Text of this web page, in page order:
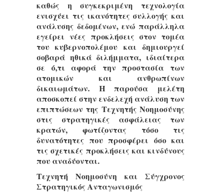
καθώς η συγκεκριμένη τεχνολογία
ενισχύει τις ικανότητες συλλογής και
ανάλυσης δεδομένων, ενώ παράλληλα
εγείρει νέες προκλήσεις στον τομέα
του κυβερνοπολέμου και δημιουργεί
σοβαρά ηθικά διλήμματα, ιδιαίτερα
σε ό,τι αφορά την προστασία των
ατομικών και ανθρωπίνων
δικαιωμάτων. Η παρούσα μελέτη
αποσκοπεί στην ενδελεχή ανάλυση των
επιπτώσεων της Τεχνητής Νοημοσύνης
στις στρατηγικές ασφάλειας των
κρατών, φωτίζοντας τόσο τις
δυνατότητες που προσφέρει όσο και
τις σχετικές προκλήσεις και κινδύνους
που αναδύονται.
Τεχνητή Νοημοσύνη και Σύγχρονος
Στρατηγικός Ανταγωνισμός